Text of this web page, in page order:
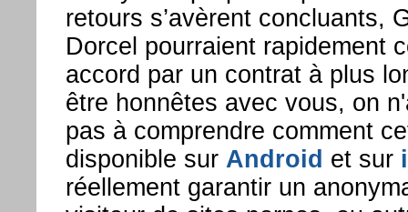
retours s’avèrent concluants,
Dorcel pourraient rapidement
accord par un contrat à plus
être honnêtes avec vous, on
pas à comprendre comment
disponible sur Android et sur
réellement garantir un